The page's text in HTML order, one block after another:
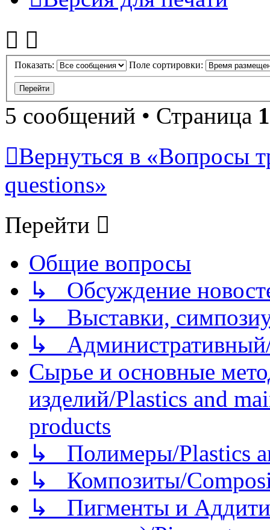
Показать: Поле сортировки:
5 сообщений • Страница 1
Вернуться в «Вопросы
questions»
Перейти
Общие вопросы
↳ Обсуждение
↳ Выставки,
↳
Сырье и основные
изделий/Plastics and
products
↳ Полимеры/Plastics
↳ Композиты/
↳ Пигменты и